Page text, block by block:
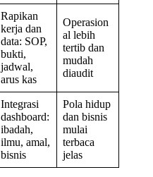
Rapikan
kerja dan
data: SOP,
bukti,
jadwal,
arus kas
Operasion
al lebih
tertib dan
mudah
diaudit
Integrasi
dashboard:
ibadah,
ilmu, amal,
bisnis
Pola hidup
dan bisnis
mulai
terbaca
jelas